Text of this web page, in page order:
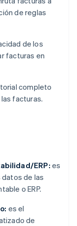
de reglas
de los
facturas en
completo
facturas.
ERP: es
de las
o ERP.
es el
de